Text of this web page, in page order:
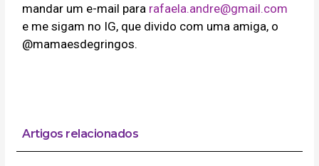
mandar um e-mail para rafaela.andre@gmail.com
e me sigam no IG, que divido com uma amiga, o
@mamaesdegringos.
Artigos relacionados